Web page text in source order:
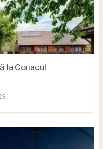
la Conacul